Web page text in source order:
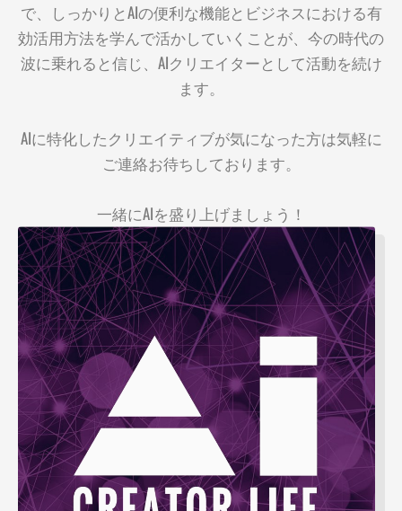
で、しっかりとAIの便利な機能とビジネスにおける有
効活用方法を学んで活かしていくことが、今の時代の
波に乗れると信じ、AIクリエイターとして活動を続け
ます。
AIに特化したクリエイティブが気になった方は気軽に
ご連絡お待ちしております。
一緒にAIを盛り上げましょう！